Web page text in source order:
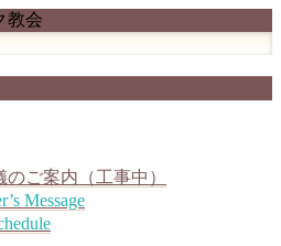
教会
ご案内（工事中）
Message